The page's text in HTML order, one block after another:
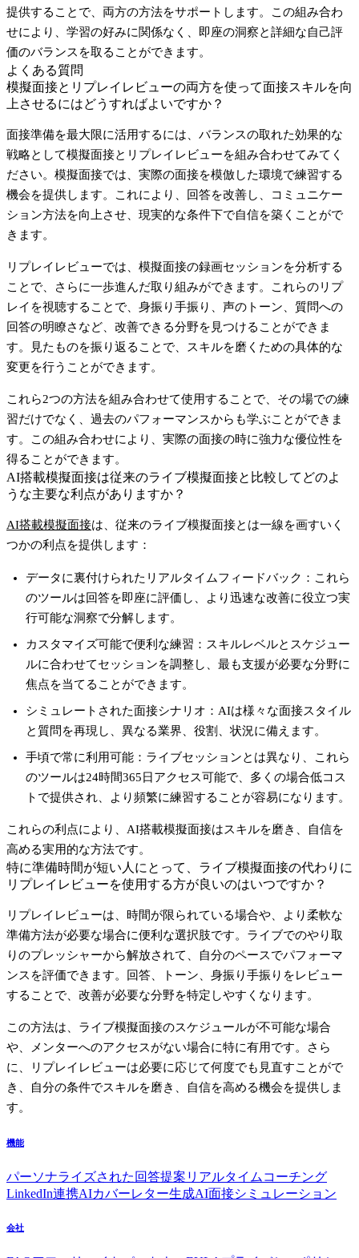
提供することで、両方の方法をサポートします。この組み合わ
せにより、学習の好みに関係なく、即座の洞察と詳細な自己評
価のバランスを取ることができます。
よくある質問
模擬面接とリプレイレビューの両方を使って面接スキルを向
上させるにはどうすればよいですか？
面接準備を最大限に活用するには、バランスの取れた効果的な
戦略として模擬面接と リプレイレビューを組み合わせてみてく
ださい。模擬面接では、実際の面接を模倣した環境で練習する
機会を提供します。これにより、回答を改善し、コミュニケー
ション方法を向上させ、現実的な条件下で自信を築くことがで
きます。
リプレイレビューでは、模擬面接の録画セッションを分析する
ことで、さらに一歩進んだ取り組みができます。これらのリプ
レイを視聴することで、身振り手振り、声のトーン、質問への
回答の明瞭さなど、改善できる分野を見つけることができま
す。見たものを振り返ることで、スキルを磨くための具体的な
変更を行うことができます。
これら2つの方法を組み合わせて使用することで、その場での練
習だけでなく、過去のパフォーマンスからも学ぶことができま
す。この組み合わせにより、実際の面接の時に強力な優位性を
得ることができます。
AI搭載模擬面接は従来のライブ模擬面接と比較してどのよ
うな主要な利点がありますか？
AI搭載模擬面接は、従来のライブ模擬面接とは一線を画すいく
つかの利点を提供します：
データに裏付けられたリアルタイムフィードバック ：これら
のツールは回答を即座に評価し、より迅速な改善に役立つ実
行可能な洞察で分解します。
カスタマイズ可能で便利な練習 ：スキルレベルとスケジュー
ルに合わせてセッションを調整し、最も支援が必要な分野に
焦点を当てることができます。
シミュレートされた面接シナリオ ：AIは様々な面接スタイル
と質問を再現し、異なる業界、役割、状況に備えます。
手頃で常に利用可能 ：ライブセッションとは異なり、これら
のツールは24時間365日アクセス可能で、多くの場合低コス
トで提供され、より頻繁に練習することが容易になります。
これらの利点により、AI搭載模擬面接はスキルを磨き、自信を
高める実用的な方法です。
特に準備時間が短い人にとって、ライブ模擬面接の代わりに
リプレイレビューを使用する方が良いのはいつですか？
リプレイレビューは、時間が限られている場合や、より柔軟な
準備方法が必要な場合に便利な選択肢です。ライブでのやり取
りのプレッシャーから解放されて、自分のペースでパフォーマ
ンスを評価できます。回答、トーン、身振り手振りをレビュー
することで、改善が必要な分野を特定しやすくなります。
この方法は、ライブ模擬面接のスケジュールが不可能な場合
や、メンターへのアクセスがない場合に特に有用です。さら
に、リプレイレビューは必要に応じて何度でも見直すことがで
き、自分の条件でスキルを磨き、自信を高める機会を提供しま
す。
機能
パーソナライズされた回答提案 リアルタイムコーチング
LinkedIn連携AIカバーレター生成AI面接シミュレーション
会社